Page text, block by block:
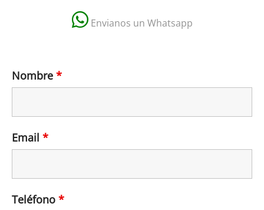
Envianos un Whatsapp
Nombre *
Email *
Teléfono *